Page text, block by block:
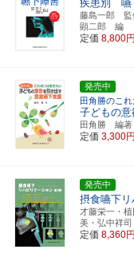
疾患別 嚥
藤島一郎 監
顕二郎 編
定価 8,800円
発売中
田角勝のこ
子どもの
田角勝 編著
定価 3,300円
発売中
摂食嚥下
才藤栄一・
美・弘中祥
定価 8,360円